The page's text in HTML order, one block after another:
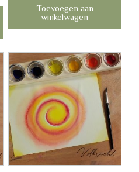
Toevoegen aan
winkelwagen